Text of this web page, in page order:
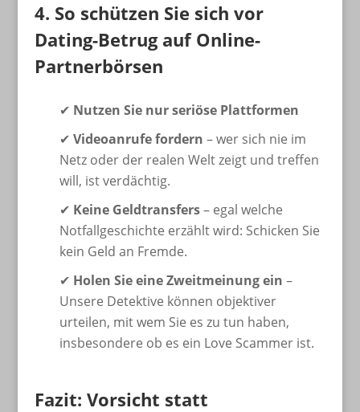
4. So schützen Sie sich vor
Dating-Betrug auf Online-
Partnerbörsen
✔ Nutzen Sie nur seriöse Plattformen
✔ Videoanrufe fordern – wer sich nie im
Netz oder der realen Welt zeigt und treffen
will, ist verdächtig.
✔ Keine Geldtransfers– egal welche
Notfallgeschichte erzählt wird: Schicken Sie
kein Geld an Fremde.
✔ Holen Sie eine Zweitmeinung ein –
Unsere Detektive können objektiver
urteilen, mit wem Sie es zu tun haben,
insbesondere ob es ein Love Scammer ist.
Fazit: Vorsicht statt